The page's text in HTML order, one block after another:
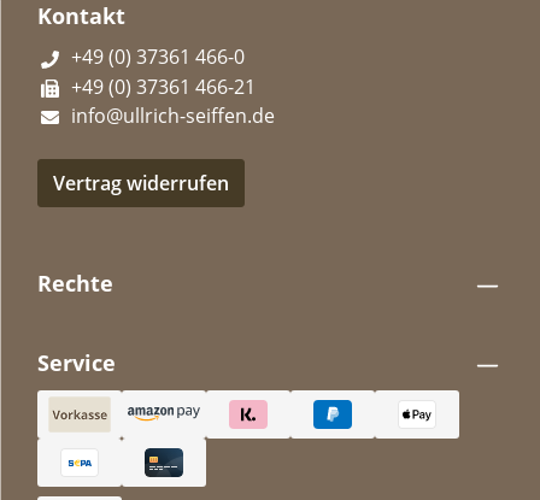
Kontakt
+49 (0) 37361 466-0
+49 (0) 37361 466-21
info@ullrich-seiffen.de
Vertrag widerrufen
Rechte
Service